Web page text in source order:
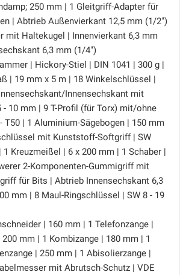
250 mm | 1 Gleitgriff-Adapter für
| Abtrieb Außenvierkant 12,5 mm (1/2")
mit Haltekugel | Innenvierkant 6,3 mm
6,3 mm (1/4")
| Hickory-Stiel | DIN 1041 | 300 g |
| 19 mm x 5 m | 18 Winkelschlüssel |
Innensechskant mit
- 10 mm | 9 T-Profil (für Torx) mit/ohne
T50 | 1 Aluminium-Sägebogen | 150 mm
mit Kunststoff-Softgriff | SW
1 Kreuzmeißel | 6 x 200 mm | 1 Schaber |
2-Komponenten-Gummigriff mit
für Bits | Abtrieb Innensechskant 6,3
mm | 8 Maul-Ringschlüssel | SW 8 - 19
| 160 mm | 1 Telefonzange |
mm | 1 Kombizange | 180 mm | 1
| 250 mm | 1 Abisolierzange |
mit Abrutsch-Schutz | VDE